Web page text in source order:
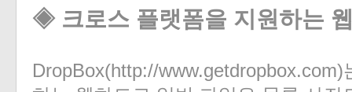
◈ 크로스 플랫폼을 지원하는
DropBox(http://